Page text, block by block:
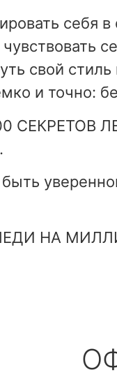
себя
свой
и точно:
.
НА